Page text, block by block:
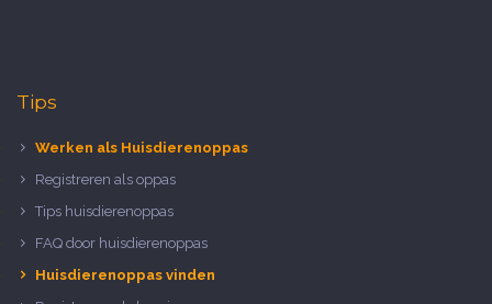
Tips
Werken als Huisdierenoppas
Registreren als oppas
Tips huisdierenoppas
FAQ door huisdierenoppas
Huisdierenoppas vinden